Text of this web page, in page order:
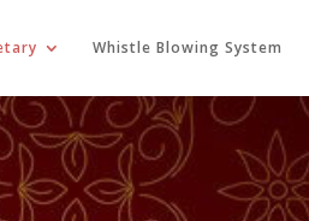
Whistle Blowing System